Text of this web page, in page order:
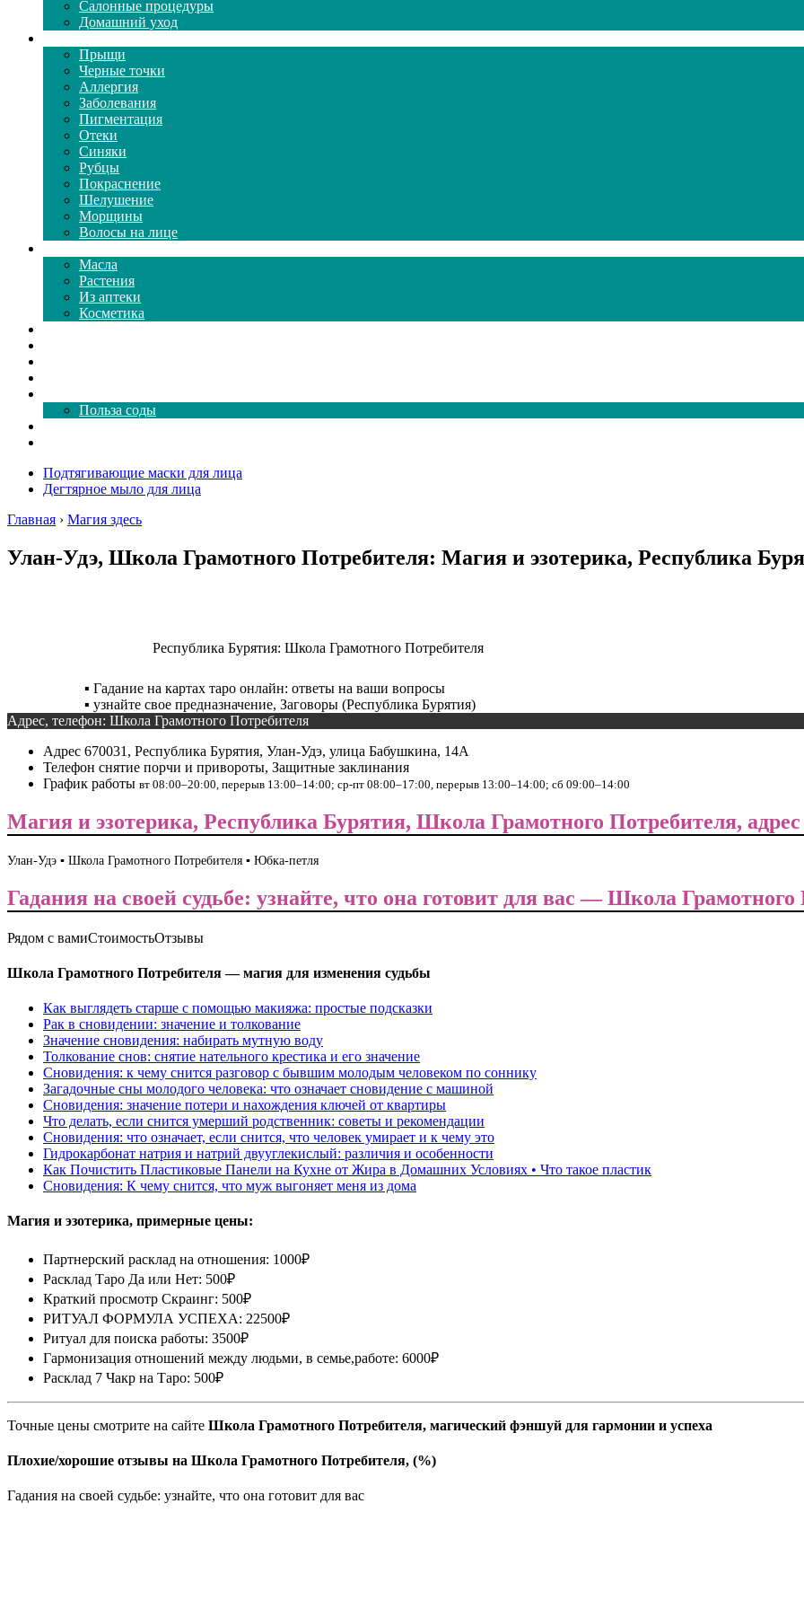
Салонные процедуры
Домашний уход
Прыщи
Черные точки
Аллергия
Заболевания
Пигментация
Отеки
Синяки
Рубцы
Покраснение
Шелушение
Морщины
Волосы на лице
Масла
Растения
Из аптеки
Косметика
Польза соды
Подтягивающие маски для лица
Дегтярное мыло для лица
Главная › Магия здесь
Улан-Удэ, Школа Грамотного Потребителя: Магия и эзотерика, Республика
Республика Бурятия: Школа Грамотного Потребителя
▪️ Гадание на картах таро онлайн: ответы на ваши вопросы
▪️ узнайте свое предназначение, Заговоры (Республика Бурятия)
Адрес, телефон: Школа Грамотного Потребителя
Адрес 670031, Республика Бурятия, Улан-Удэ, улица Бабушкина, 14А
Телефон снятие порчи и привороты, Защитные заклинания
График работы вт 08:00–20:00, перерыв 13:00–14:00; ср-пт 08:00–17:00, перерыв 13:00–14:00; сб 09:00–14:00
Магия и эзотерика, Республика Бурятия, Школа Грамотного Потребителя, адрес
Улан-Удэ ▪️ Школа Грамотного Потребителя ▪️ Юбка-петля
Гадания на своей судьбе: узнайте, что она готовит для вас — Школа
Рядом с вамиСтоимостьОтзывы
Школа Грамотного Потребителя — магия для изменения судьбы
Как выглядеть старше с помощью макияжа: простые подсказки
Рак в сновидении: значение и толкование
Значение сновидения: набирать мутную воду
Толкование снов: снятие нательного крестика и его значение
Сновидения: к чему снится разговор с бывшим молодым человеком по соннику
Загадочные сны молодого человека: что означает сновидение с машиной
Сновидения: значение потери и нахождения ключей от квартиры
Что делать, если снится умерший родственник: советы и рекомендации
Сновидения: что означает, если снится, что человек умирает и к чему это
Гидрокарбонат натрия и натрий двууглекислый: различия и особенности
Как Почистить Пластиковые Панели на Кухне от Жира в Домашних Условиях • Что такое пластик
Сновидения: К чему снится, что муж выгоняет меня из дома
Магия и эзотерика, примерные цены:
Партнерский расклад на отношения: 1000₽
Расклад Таро Да или Нет: 500₽
Краткий просмотр Скраинг: 500₽
РИТУАЛ ФОРМУЛА УСПЕХА: 22500₽
Ритуал для поиска работы: 3500₽
Гармонизация отношений между людьми, в семье,работе: 6000₽
Расклад 7 Чакр на Таро: 500₽
Точные цены смотрите на сайте Школа Грамотного Потребителя, магический фэншуй для гармонии и успеха
Плохие/хорошие отзывы на Школа Грамотного Потребителя, (%)
Гадания на своей судьбе: узнайте, что она готовит для вас